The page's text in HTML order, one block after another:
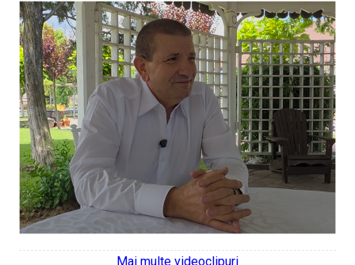
Mai multe videoclipuri